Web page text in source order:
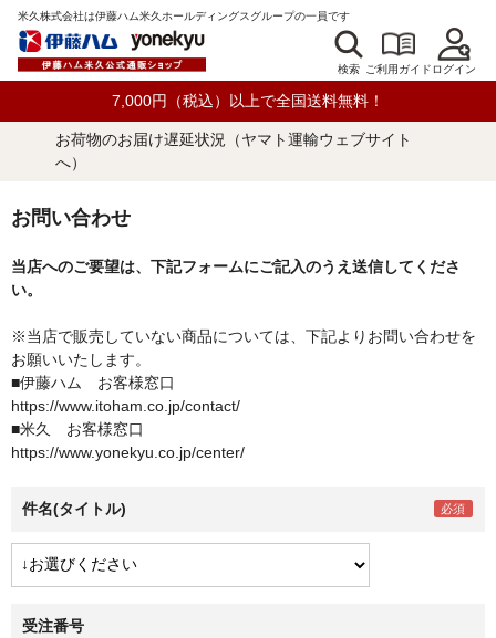
米久株式会社は伊藤ハム米久ホールディングスグループの一員です
検索 ご利用ガイドログイン
7,000円（税込）以上で全国送料無料！
お荷物のお届け遅延状況（ヤマト運輸ウェブサイト
へ）
お問い合わせ
当店へのご要望は、下記フォームにご記入のうえ送信してくださ
い。
※当店で販売していない商品については、下記よりお問い合わせを
お願いいたします。
■伊藤ハム お客様窓口
https://www.itoham.co.jp/contact/
■米久 お客様窓口
https://www.yonekyu.co.jp/center/
件名(タイトル)
受注番号